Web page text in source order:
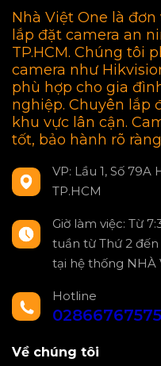
Nhà Việt One là
lắp đặt camera an
TP.HCM. Chúng tôi
camera như
phù hợp cho gia
nghiệp. Chuyên lắp
khu vực lân cận.
tốt, bảo hành rõ
VP: Lầu 1, Số 79A
TP.HCM
Giờ làm việc: Từ
tuần từ Thứ 2
tại hệ thống NHÀ
Hotline
02866767575
Về chúng tôi